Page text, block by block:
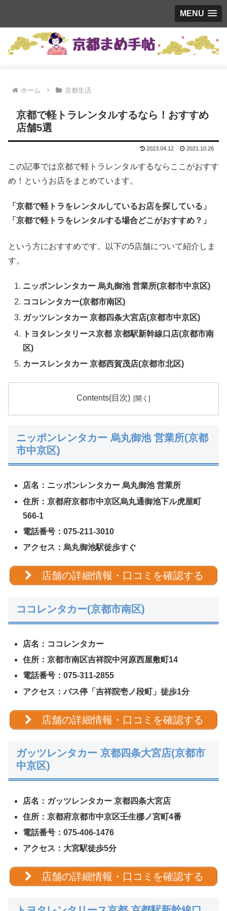
MENU
ホーム 京都生活
京都で軽トラレンタルするなら！おすすめ
店舗5選
2023.04.12 2021.10.26
この記事では京都で軽トラレンタルするならここがおすす
め！というお店をまとめています。
「京都で軽トラをレンタルしているお店を探している」
「京都で軽トラをレンタルする場合どこがおすすめ？」
という方におすすめです。以下の5店舗について紹介しま
す。
ニッポンレンタカー 烏丸御池 営業所(京都市中京区)
ココレンタカー(京都市南区)
ガッツレンタカー 京都四条大宮店(京都市中京区)
トヨタレンタリース京都 京都駅新幹線口店(京都市南
区)
カースレンタカー 京都西賀茂店(京都市北区)
Contents(目次)
ニッポンレンタカー 烏丸御池 営業所(京都
市中京区)
店名：ニッポンレンタカー 烏丸御池 営業所
住所：京都府京都市中京区烏丸通御池下ル虎屋町
566-1
電話番号：075-211-3010
アクセス：烏丸御池駅徒歩すぐ
店舗の詳細情報・口コミを確認する
ココレンタカー(京都市南区)
店名：ココレンタカー
住所：京都市南区吉祥院中河原西屋敷町14
電話番号：075-311-2855
アクセス：バス停「吉祥院壱ノ段町」徒歩1分
店舗の詳細情報・口コミを確認する
ガッツレンタカー 京都四条大宮店(京都市
中京区)
店名：ガッツレンタカー 京都四条大宮店
住所：京都府京都市中京区壬生梛ノ宮町4番
電話番号：075-406-1476
アクセス：大宮駅徒歩5分
店舗の詳細情報・口コミを確認する